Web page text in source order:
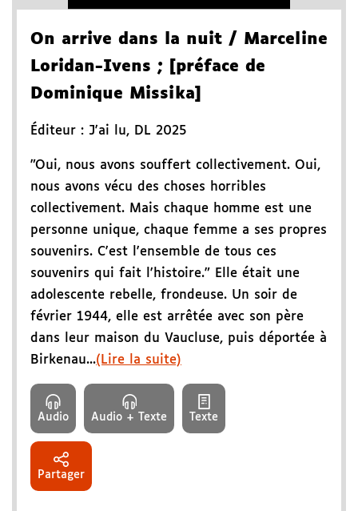
On arrive dans la nuit / Marceline
Loridan-Ivens ; [préface de
Dominique Missika]
Éditeur : J'ai lu, DL 2025
"Oui, nous avons souffert collectivement. Oui,
nous avons vécu des choses horribles
collectivement. Mais chaque homme est une
personne unique, chaque femme a ses propres
souvenirs. C'est l'ensemble de tous ces
souvenirs qui fait l'histoire." Elle était une
adolescente rebelle, frondeuse. Un soir de
février 1944, elle est arrêtée avec son père
dans leur maison du Vaucluse, puis déportée à
Birkenau...(Lire la suite)
Audio Audio + Texte Texte
Partager